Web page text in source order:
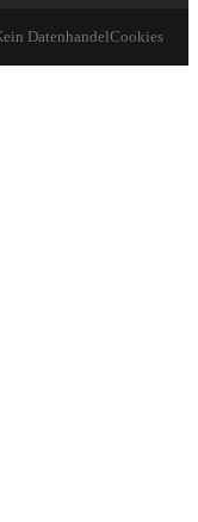
DatenhandelCookies